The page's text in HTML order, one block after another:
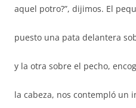
aquel potro?”, dijimos. El
puesto una pata delantera
y la otra sobre el pecho,
la cabeza, nos contempló un